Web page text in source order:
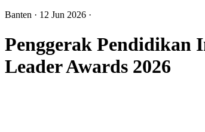
Banten · 12 Jun 2026 ·
Penggerak Pendidikan
Leader Awards 2026